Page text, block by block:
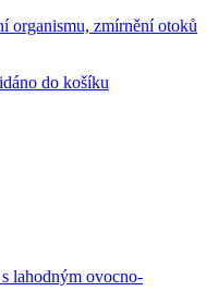
organismu, zmírnění otoků
do košíku
lahodným ovocno-